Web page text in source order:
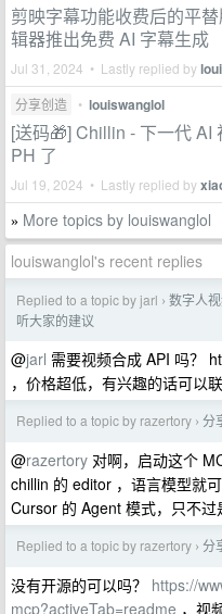
剪映字幕功能收费后的平
辑器推出免费 AI 字幕生成
Jul 31, 2024 • Lastly replied by
分享创造 • louiswanglol
[送码🎁] Chillin - 下一代 AI
PH 了
Jul 19, 2024 • Lastly replied by
» More topics by louiswanglol
louiswanglol's recent replies
Replied to a topic by jarl › 数字人
听大家的建议
@jarl 需要视频合成 API 吗？
，价格超低，有兴趣的话可以
Replied to a topic by razertory › 分
@razertory 对啊，启动这个
chillin 的 editor ，语言模型就
Cursor 的 Agent 模式，只不过
Replied to a topic by razertory › 分
没有开源的可以吗？ https://
mcp?activeTab=readme ，视